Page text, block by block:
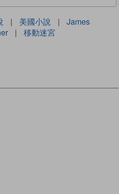
| 美國小說 |
James
| 移動迷宮